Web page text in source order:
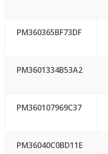
PM360365BF73DF
PM3601334B53A2
PM360107969C37
PM36040C0BD11E